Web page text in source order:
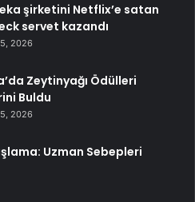
şirketini Netflix’e satan
servet kazandı
2026
Zeytinyağı Ödülleri
Buldu
2026
Uzman Sebepleri